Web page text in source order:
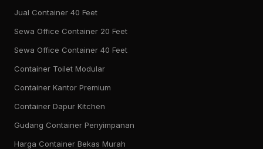
Jual Container 40 Feet
Sewa Office Container 20 Feet
Sewa Office Container 40 Feet
Container Toilet Modular
Container Kantor Premium
Container Dapur Kitchen
Gudang Container Penyimpanan
Harga Container Bekas Murah